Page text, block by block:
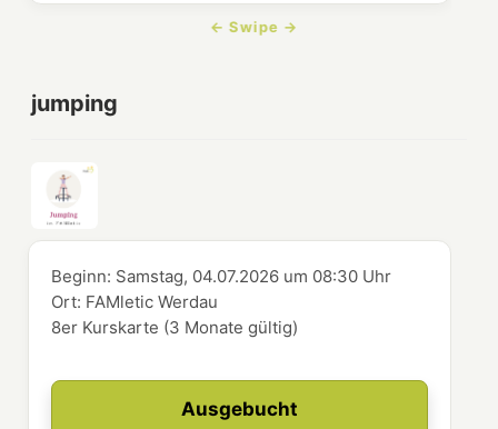
jumping
Ausgebucht
Beginn: Samstag, 04.07.2026 um 08:30 Uhr
Ort: FAMletic Werdau
8er Kurskarte (3 Monate gültig)